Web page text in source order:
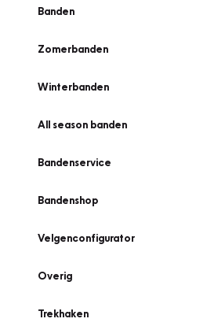
Banden
Zomerbanden
Winterbanden
All season banden
Bandenservice
Bandenshop
Velgenconfigurator
Overig
Trekhaken